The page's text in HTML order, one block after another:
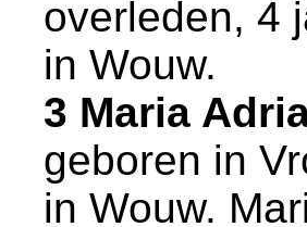
overleden, 4
in Wouw.
3 Maria
geboren in
in Wouw.